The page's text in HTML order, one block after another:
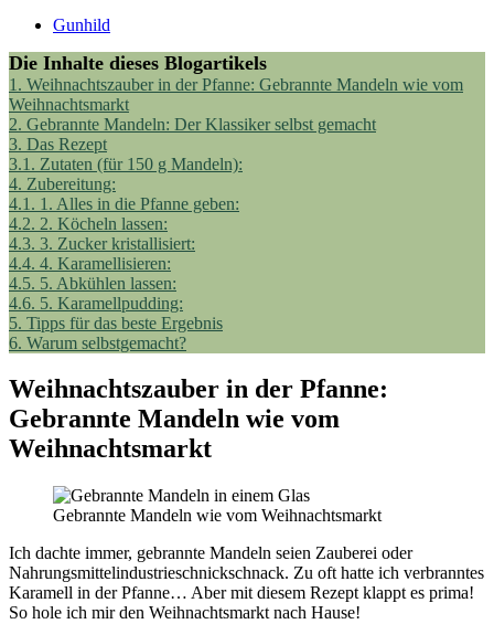
Gunhild
Die Inhalte dieses Blogartikels
1. Weihnachtszauber in der Pfanne: Gebrannte Mandeln wie vom
Weihnachtsmarkt
2. Gebrannte Mandeln: Der Klassiker selbst gemacht
3. Das Rezept
3.1. Zutaten (für 150 g Mandeln):
4. Zubereitung:
4.1. 1. Alles in die Pfanne geben:
4.2. 2. Köcheln lassen:
4.3. 3. Zucker kristallisiert:
4.4. 4. Karamellisieren:
4.5. 5. Abkühlen lassen:
4.6. 5. Karamellpudding:
5. Tipps für das beste Ergebnis
6. Warum selbstgemacht?
Weihnachtszauber in der Pfanne:
Gebrannte Mandeln wie vom
Weihnachtsmarkt
Gebrannte Mandeln wie vom Weihnachtsmarkt
Ich dachte immer, gebrannte Mandeln seien Zauberei oder
Nahrungsmittelindustrieschnickschnack. Zu oft hatte ich verbranntes
Karamell in der Pfanne… Aber mit diesem Rezept klappt es prima!
So hole ich mir den Weihnachtsmarkt nach Hause!